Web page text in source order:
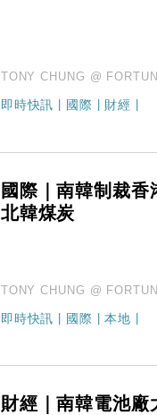
TONY CHUNG @
即時快訊 國際 財經
國際｜南韓制裁
北韓煤炭
TONY CHUNG @
即時快訊 | 國際 |本地 |
財經｜南韓電池廠